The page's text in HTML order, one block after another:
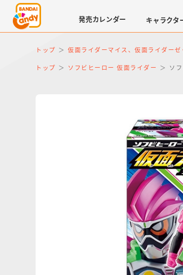
発売カレンダー キャラクタ
仮面ライダー
キャラパキ
トップ 仮面ライダーマイス、仮面ライダー
トップ ソフビヒーロー 仮面ライダー ソ